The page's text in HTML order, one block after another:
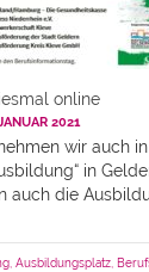
online
2021
wir auch
in
auch die
Ausbildungsplatz